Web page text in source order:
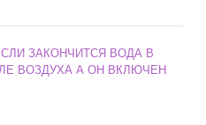
ЗАКОНЧИТСЯ ВОДА В
ВОЗДУХА А ОН ВКЛЮЧЕН